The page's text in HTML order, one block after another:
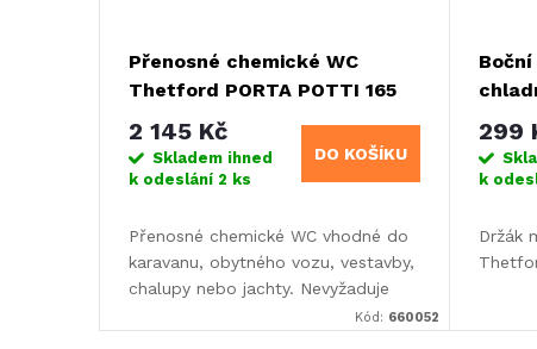
Přenosné chemické WC
Thetford PORTA POTTI 165
2 145 Kč
Skladem ihned
k odeslání 2 ks
DO KOŠÍKU
Přenosné chemické WC vhodné do
karavanu, obytného vozu, vestavby,
chalupy nebo jachty. Nevyžaduje
Kód: 660052
299
k
Držák